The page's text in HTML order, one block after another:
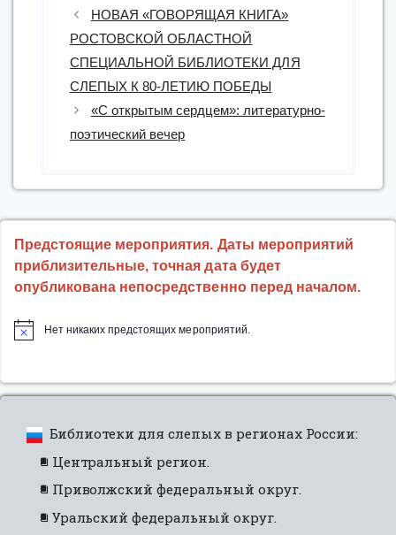
НОВАЯ «ГОВОРЯЩАЯ КНИГА»
РОСТОВСКОЙ ОБЛАСТНОЙ
СПЕЦИАЛЬНОЙ БИБЛИОТЕКИ ДЛЯ
СЛЕПЫХ К 80-ЛЕТИЮ ПОБЕДЫ
«С открытым сердцем»: литературно-
поэтический вечер
Предстоящие мероприятия. Даты мероприятий
приблизительные, точная дата будет
опубликована непосредственно перед началом.
Нет никаких предстоящих мероприятий.
Библиотеки для слепых в регионах России:
Центральный регион.
Приволжский федеральный округ.
Уральский федеральный округ.